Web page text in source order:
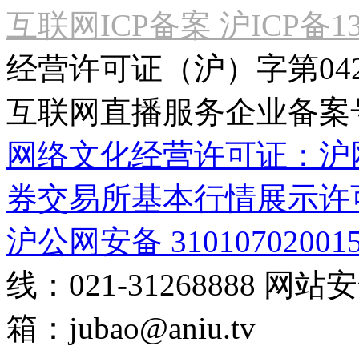
互联网ICP备案 沪ICP备
经营许可证（沪）字第
互联网直播服务企业备案
网络文化经营许可证：
券交易所基本行情展示许
沪公网安备
线：021-31268888 网站
箱： jubao@aniu.tv